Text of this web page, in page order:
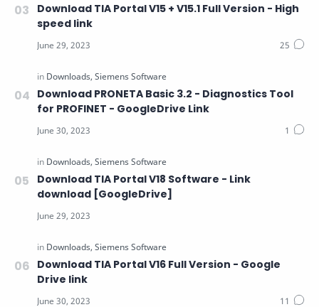
Download TIA Portal V15 + V15.1 Full Version - High
speed link
Download PRONETA Basic 3.2 - Diagnostics Tool
for PROFINET - GoogleDrive Link
Download TIA Portal V18 Software - Link
download [GoogleDrive]
Download TIA Portal V16 Full Version - Google
Drive link